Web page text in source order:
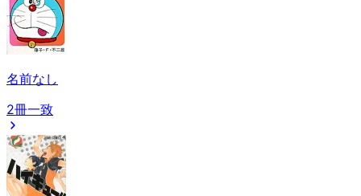
名前なし
2冊一致